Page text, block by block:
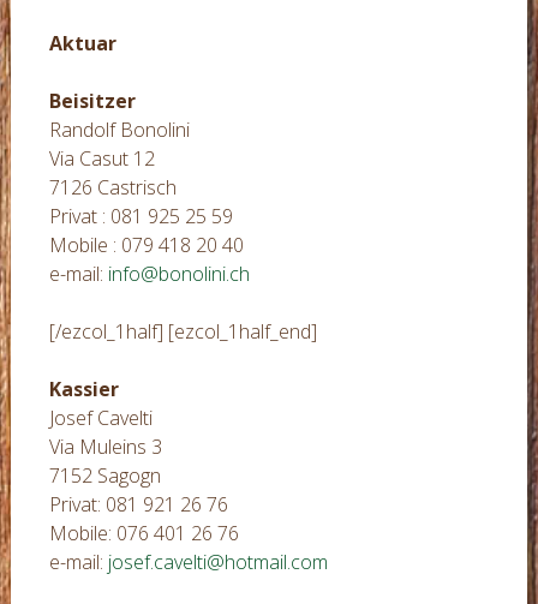
Aktuar
Beisitzer
Randolf Bonolini
Via Casut 12
7126 Castrisch
Privat : 081 925 25 59
Mobile : 079 418 20 40
e-mail: info@bonolini.ch
[/ezcol_1half] [ezcol_1half_end]
Kassier
Josef Cavelti
Via Muleins 3
7152 Sagogn
Privat: 081 921 26 76
Mobile: 076 401 26 76
e-mail: josef.cavelti@hotmail.com